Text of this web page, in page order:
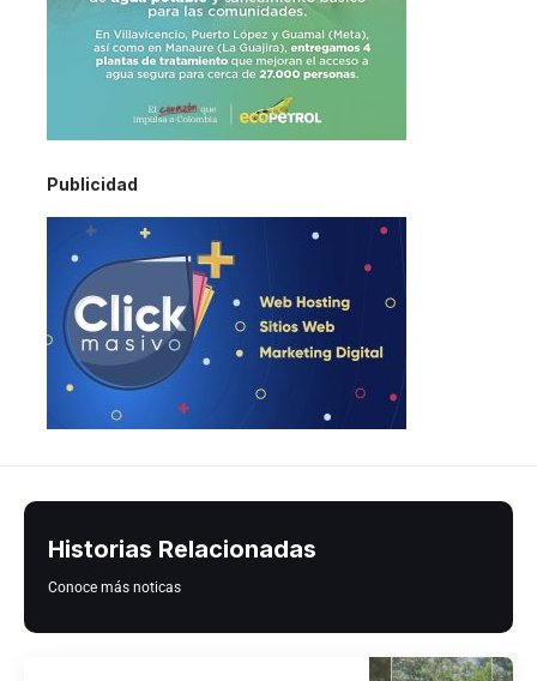
Publicidad
Historias Relacionadas
Conoce más noticas